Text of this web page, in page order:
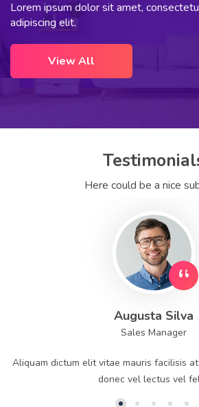
Lorem ipsum dolor sit amet,
adipiscing elit.
View All
Here could be a nice
Augusta Silva
Sales Manager
Aliquam dictum elit vitae mauris facilisis
donec vel lectus vel